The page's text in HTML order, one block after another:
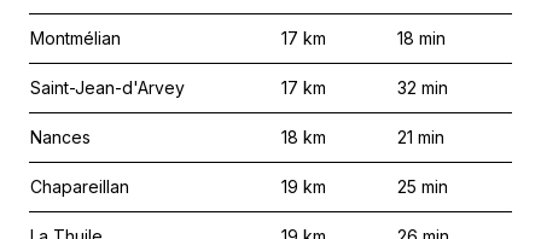
Montmélian 17 km 18 min
Saint-Jean-d'Arvey 17 km 32 min
Nances 18 km 21 min
Chapareillan 19 km 25 min